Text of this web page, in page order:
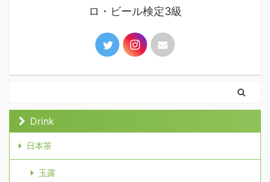
ロ・ビール検定3級
Drink
日本茶
玉露